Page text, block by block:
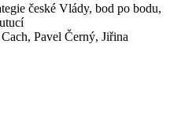
české Vlády, bod po bodu,
Pavel Černý, Jiřina